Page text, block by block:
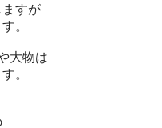
すが
。
大物は
。